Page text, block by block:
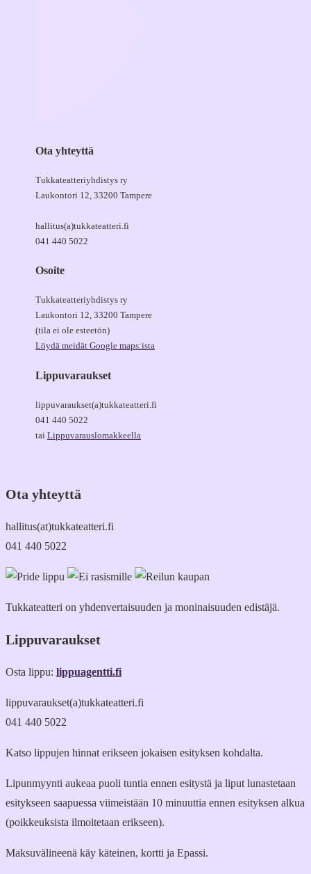
Ota yhteyttä
Tukkateatteriyhdistys ry
Laukontori 12, 33200 Tampere
hallitus(a)tukkateatteri.fi
041 440 5022
Osoite
Tukkateatteriyhdistys ry
Laukontori 12, 33200 Tampere
(tila ei ole esteetön)
Löydä meidät Google maps:ista
Lippuvaraukset
lippuvaraukset(a)tukkateatteri.fi
041 440 5022
tai Lippuvarauslomakkeella
Ota yhteyttä
hallitus(at)tukkateatteri.fi
041 440 5022
Tukkateatteri on yhdenvertaisuuden ja moninaisuuden edistäjä.
Lippuvaraukset
Osta lippu: lippuagentti.fi
lippuvaraukset(a)tukkateatteri.fi
041 440 5022
Katso lippujen hinnat erikseen jokaisen esityksen kohdalta.
Lipunmyynti aukeaa puoli tuntia ennen esitystä ja liput lunastetaan
esitykseen saapuessa viimeistään 10 minuuttia ennen esityksen alkua
(poikkeuksista ilmoitetaan erikseen).
Maksuvälineenä käy käteinen, kortti ja Epassi.